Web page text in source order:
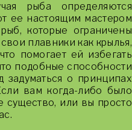
рыба определяются
ее настоящим мастером
которые ограничены
плавники как крылья,
помогает ей избегать
подобные способности
о принципах
вам когда-либо было
существо, или вы просто